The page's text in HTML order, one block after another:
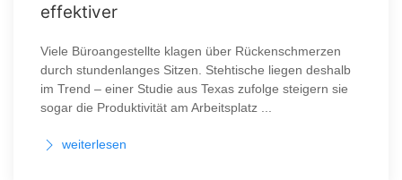
effektiver
Viele Büroangestellte klagen über Rückenschmerzen
durch stundenlanges Sitzen. Stehtische liegen deshalb
im Trend – einer Studie aus Texas zufolge steigern sie
sogar die Produktivität am Arbeitsplatz ...
weiterlesen